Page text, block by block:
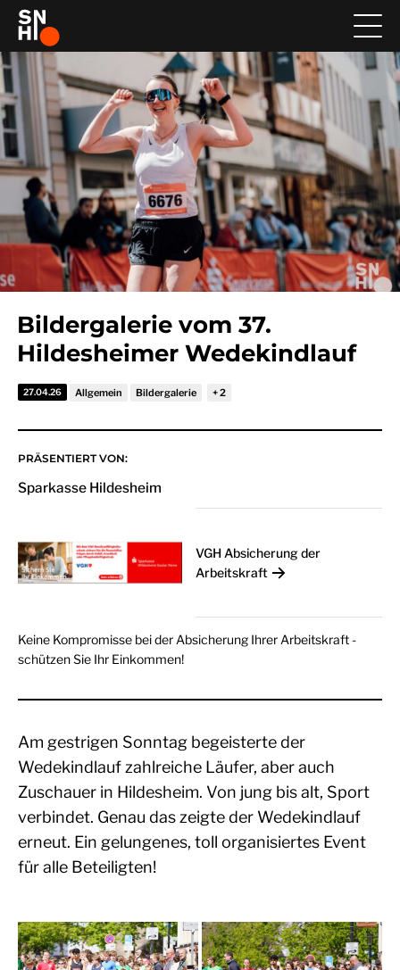
Bildergalerie vom 37.
Hildesheimer Wedekindlauf
27.04.26 Allgemein Bildergalerie
PRÄSENTIERT VON:
Sparkasse Hildesheim
VGH Absicherung der
Arbeitskraft
Keine Kompromisse bei der Absicherung Ihrer Arbeitskraft -
schützen Sie Ihr Einkommen!
Am gestrigen Sonntag begeisterte der
Wedekindlauf zahlreiche Läufer, aber auch
Zuschauer in Hildesheim. Von jung bis alt, Sport
verbindet. Genau das zeigte der Wedekindlauf
erneut. Ein gelungenes, toll organisiertes Event
für alle Beteiligten!